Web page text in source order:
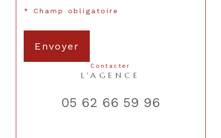
* Champ obligatoire
Envoyer
contacter
L'AGENCE
05 62 66 59 96